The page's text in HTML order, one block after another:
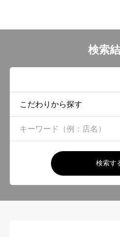
検索
こだわりから探す
検索す